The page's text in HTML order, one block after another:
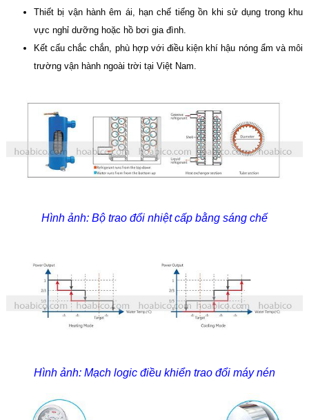
Thiết bị vận hành êm ái, hạn chế tiếng ồn khi sử dụng trong khu
vực nghỉ dưỡng hoặc hồ bơi gia đình.
Kết cấu chắc chắn, phù hợp với điều kiện khí hậu nóng ẩm và môi
trường vận hành ngoài trời tại Việt Nam.
Hình ảnh: Bộ trao đổi nhiệt cấp bằng sáng chế
Hình ảnh: Mạch logic điều khiển trao đổi máy nén